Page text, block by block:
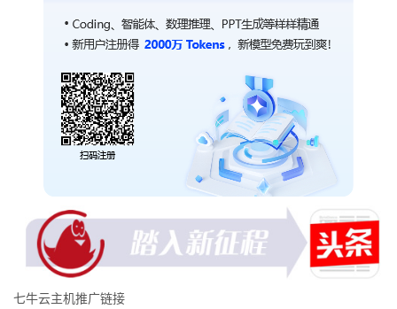
七牛云主机推广链接